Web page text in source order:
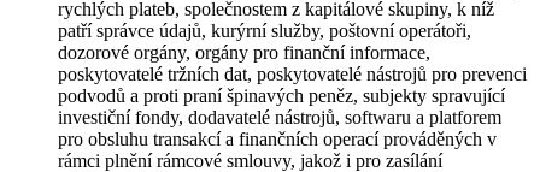
rychlých plateb, společnostem z kapitálové skupiny, k níž
patří správce údajů, kurýrní služby, poštovní operátoři,
dozorové orgány, orgány pro finanční informace,
poskytovatelé tržních dat, poskytovatelé nástrojů pro prevenci
podvodů a proti praní špinavých peněz, subjekty spravující
investiční fondy, dodavatelé nástrojů, softwaru a platforem
pro obsluhu transakcí a finančních operací prováděných v
rámci plnění rámcové smlouvy, jakož i pro zasílání